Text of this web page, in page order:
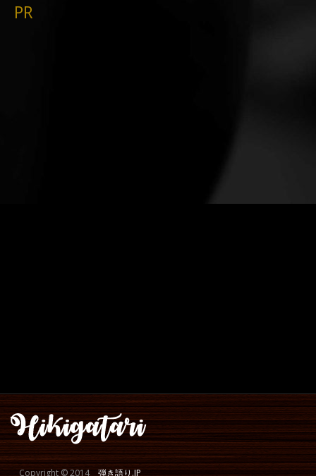
PR
Copyright © 2014 弾き語り.JP